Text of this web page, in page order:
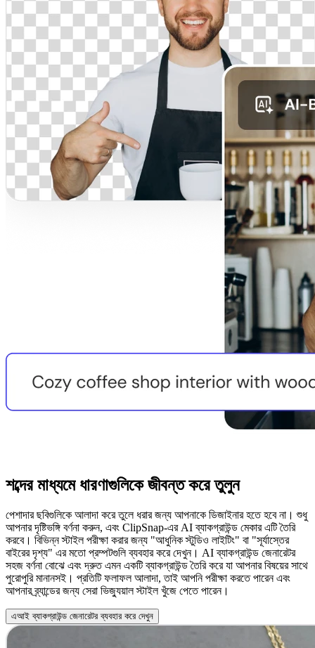
শব্দের মাধ্যমে ধারণাগুলিকে জীবন্ত করে তুলুন
পেশাদার ছবিগুলিকে আলাদা করে তুলে ধরার জন্য আপনাকে ডিজাইনার হতে হবে না। শুধু
আপনার দৃষ্টিভঙ্গি বর্ণনা করুন, এবং ClipSnap-এর AI ব্যাকগ্রাউন্ড মেকার এটি তৈরি
করবে। বিভিন্ন স্টাইল পরীক্ষা করার জন্য "আধুনিক স্টুডিও লাইটিং" বা "সূর্যাস্তের
বাইরের দৃশ্য" এর মতো প্রম্পটগুলি ব্যবহার করে দেখুন। AI ব্যাকগ্রাউন্ড জেনারেটর
সহজ বর্ণনা বোঝে এবং দ্রুত এমন একটি ব্যাকগ্রাউন্ড তৈরি করে যা আপনার বিষয়ের সাথে
পুরোপুরি মানানসই। প্রতিটি ফলাফল আলাদা, তাই আপনি পরীক্ষা করতে পারেন এবং
আপনার ব্র্যান্ডের জন্য সেরা ভিজ্যুয়াল স্টাইল খুঁজে পেতে পারেন।
এআই ব্যাকগ্রাউন্ড জেনারেটর ব্যবহার করে দেখুন